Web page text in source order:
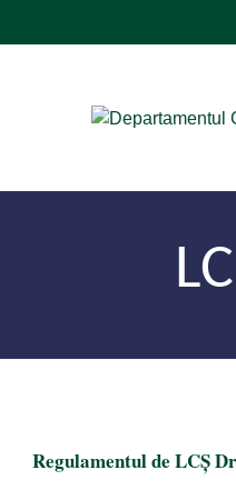
Regulamentul de LCȘ